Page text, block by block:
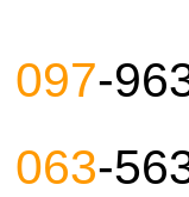
097-
063-